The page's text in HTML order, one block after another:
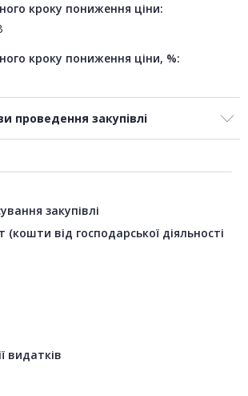
кроку пониження ціни:
кроку пониження ціни, %:
проведення закупівлі
закупівлі
від господарської діяльності
видатків